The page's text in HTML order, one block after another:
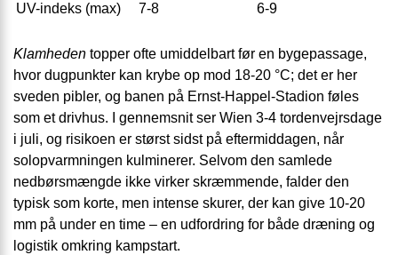
UV-indeks (max)
7-8 6-9
Klamheden topper ofte umiddelbart før en bygepassage,
hvor dugpunkter kan krybe op mod 18-20 °C; det er her
sveden pibler, og banen på Ernst-Happel-Stadion føles
som et drivhus. I gennemsnit ser Wien 3-4 tordenvejrsdage
i juli, og risikoen er størst sidst på eftermiddagen, når
solopvarmningen kulminerer. Selvom den samlede
nedbørsmængde ikke virker skræmmende, falder den
typisk som korte, men intense skurer, der kan give 10-20
mm på under en time – en udfordring for både dræning og
logistik omkring kampstart.